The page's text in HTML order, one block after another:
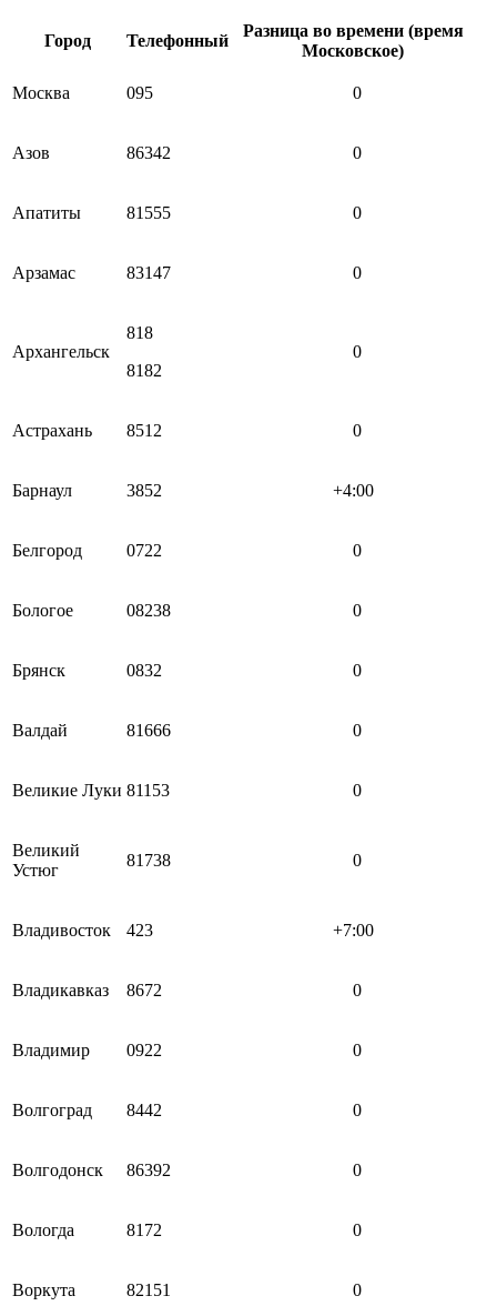
Город Телефонный
Разница во времени (время
Московское)
Москва 095 0
Азов 86342 0
Апатиты 81555 0
Арзамас 83147 0
Архангельск
818
8182
0
Астрахань 8512 0
Барнаул 3852 +4:00
Белгород 0722 0
Бологое 08238 0
Брянск 0832 0
Валдай 81666 0
Великие Луки 81153 0
Великий
Устюг
81738 0
Владивосток 423 +7:00
Владикавказ 8672 0
Владимир 0922 0
Волгоград 8442 0
Волгодонск 86392 0
Вологда 8172 0
Воркута 82151 0